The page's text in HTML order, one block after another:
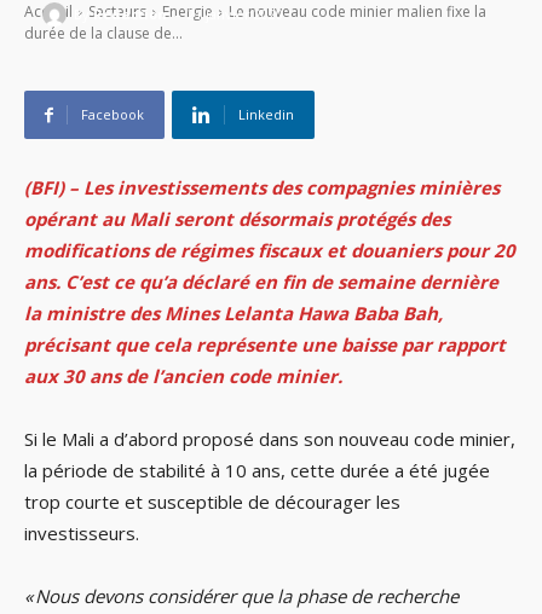
Accueil Secteurs Energie
Le nouveau code minier malien fixe la
durée de la clause de...
By Rédaction - 21 janvier 2020
Facebook Linkedin
(BFI) – Les investissements des compagnies minières
opérant au Mali seront désormais protégés des
modifications de régimes fiscaux et douaniers pour 20
ans. C’est ce qu’a déclaré en fin de semaine dernière
la ministre des Mines Lelanta Hawa Baba Bah,
précisant que cela représente une baisse par rapport
aux 30 ans de l’ancien code minier.
Si le Mali a d’abord proposé dans son nouveau code minier,
la période de stabilité à 10 ans, cette durée a été jugée
trop courte et susceptible de décourager les
investisseurs.
« Nous devons considérer que la phase de recherche